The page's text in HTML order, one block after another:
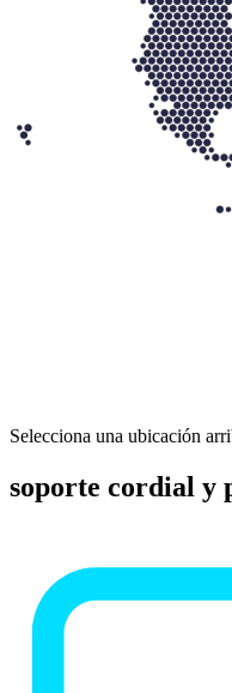
Selecciona una ubicación
soporte cordial y